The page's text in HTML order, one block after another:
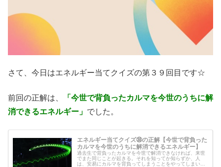
さて、今日はエネルギー当てクイズの第３９回目です☆
前回の正解は、
「今世で背負ったカルマを今世のうちに解
消できるエネルギー」 でした。
エネルギー当てクイズ㊳の正解【今世で背負った
カルマを今世のうちに解消できるエネルギー】
過去生で背負ったカルマを今世で解消できなければ、来世
でまた同じことが起きる。それを知ってか知らずか、人
は、安易にカルマを背負ってしまうことをやってしまいま